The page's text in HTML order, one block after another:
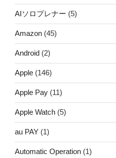
AIソロプレナー (5)
Amazon (45)
Android (2)
Apple (146)
Apple Pay (11)
Apple Watch (5)
au PAY (1)
Automatic Operation (1)